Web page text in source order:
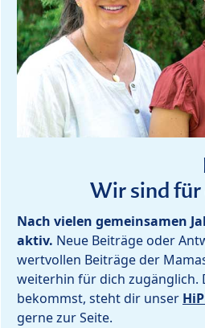
Wir sind für
Nach vielen gemeinsamen
aktiv. Neue Beiträge oder
wertvollen Beiträge der
weiterhin für dich zugänglich.
bekommst, steht dir unser
gerne zur Seite.